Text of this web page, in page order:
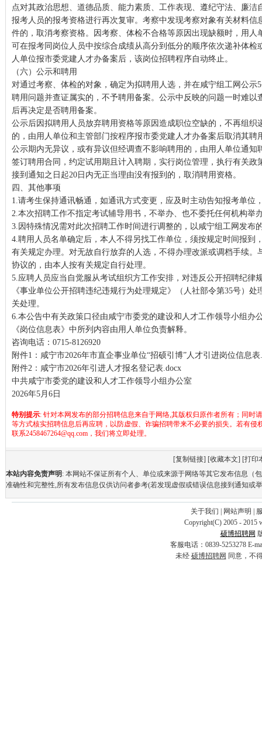
点对其政治思想、道德品质、能力素质、工作表现、遵纪守法、廉洁
报考人员的报考资格进行再次复审。考察中发现考察对象有关材料信
件的，取消考察资格。因考察、体检不合格等原因出现缺额时，用人
可在报考同岗位人员中按综合成绩从高分到低分的顺序依次递补体检
人单位报市委党建人才办备案后，该岗位招聘程序自动终止。
（六）公示和聘用
对通过考察、体检的对象，确定为拟聘用人选，并在咸宁组工网公示
聘用问题并查证属实的，不予聘用备案。公示中反映的问题一时难以
后再决定是否聘用备案。
公示后因拟聘用人员放弃聘用资格等原因造成职位空缺的，不再组织
的，由用人单位和主管部门按程序报市委党建人才办备案后取消其聘
公示期内无异议，或有异议但经调查不影响聘用的，由用人单位通知
签订聘用合同，约定试用期且计入聘期，实行岗位管理，执行有关政
接到通知之日起20日内无正当理由没有报到的，取消聘用资格。
四、其他事项
1.请考生保持通讯畅通，如通讯方式变更，应及时主动告知报考单位
2.本次招聘工作不指定考试辅导用书，不举办、也不委托任何机构举
3.因特殊情况需对此次招聘工作时间进行调整的，以咸宁组工网发布
4.聘用人员名单确定后，本人不得另找工作单位，须按规定时间报到
有关规定办理。对无故自行放弃的人选，不得办理改派或调档手续。
协议的，由本人按有关规定自行处理。
5.应聘人员应当自觉服从考试组织方工作安排，对违反公开招聘纪律
《事业单位公开招聘违纪违规行为处理规定》（人社部令第35号）
关处理。
6.本公告中有关政策口径由咸宁市委党的建设和人才工作领导小组办
《岗位信息表》中所列内容由用人单位负责解释。
咨询电话：0715-8126920
附件1：咸宁市2026年市直企事业单位“招硕引博”人才引进岗位信息表
附件2：咸宁市2026年引进人才报名登记表.docx
中共咸宁市委党的建设和人才工作领导小组办公室
2026年5月6日
特别提示: 针对本网发布的部分招聘信息来自于网络,其版权归原作者所有；同时
等方式核实招聘信息后再应聘，以防虚假、诈骗招聘带来不必要的损失。若有侵
联系2458467264@qq.com，我们将立即处理。
[复制链接] [收藏本文] [打印
本站内容免责声明 : 本网站不保证所有个人、单位或来源于网络等其它发布信息（
准确性和完整性,所有发布信息仅供访问者参考(若发现虚假或错误信息接到通知或
关于我们 网站声明
Copyright(C) 2005 - 2015
硕博招聘网
客服电话：0839-5253278 E-
未经 硕博招聘网 同意，不